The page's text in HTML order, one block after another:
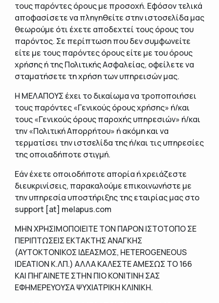
τους παρόντες όρους με προσοχή. Εφόσον τελικά
αποφασίσετε να πληγηθείτε στην ιστοσελίδα μας
θεωρούμε ότι έχετε αποδεχτεί τους όρους του
παρόντος. Σε περίπτωση που δεν συμφωνείτε
είτε με τους παρόντες όρους είτε με του όρους
χρήσης ή της Πολιτικής Ασφαλείας, οφείλετε να
σταματήσετε τη χρήση των υπηρεισών μας.
Η ΜΕΛΑΠΟΥΣ έχει το δικαίωμα να τροποποιήσει
τους παρόντες «Γενικούς όρους χρήσης» ή/και
τους «Γενικούς όρους παροχής υπηρεσιών» ή/και
την «Πολιτική Απορρήτου» ή ακόμη και να
τερματίσει την ιστσελίδα της ή/και τις υπηρεσίες
της οποιαδήποτε στιγμή.
Εάν έχετε οποιοδήποτε απορία ή χρειάζεστε
διευκρινίσεις, παρακαλούμε επικοινωνήστε με
την υπηρεσία υποστήριξης της εταιρίας μας στο
support [at] melapus.com
ΜΗΝ ΧΡΗΣΙΜΟΠΟΙΕΙΤΕ ΤΟΝ ΠΑΡΟΝ ΙΣΤΟΤΟΠΟ ΣΕ
ΠΕΡΙΠΤΩΣΕΙΣ ΕΚΤΑΚΤΗΣ ΑΝΑΓΚΗΣ
(ΑΥΤΟΚΤΟΝΙΚΟΣ ΙΔΕΑΣΜΟΣ, HETEROGENEOUS
IDEATION Κ.ΛΠ.) ΑΛΛΑ ΚΑΛΕΣΤΕ ΑΜΕΣΩΣ ΤΟ 166
ΚΑΙ ΠΗΓΑΙΝΕΤΕ ΣΤΗΝ ΠΙΟ ΚΟΝΙΤΙΝΗ ΣΑΣ
ΕΦΗΜΕΡΕΥΟΥΣΑ ΨΥΧΙΑΤΡΙΚΗ ΚΛΙΝΙΚΗ.